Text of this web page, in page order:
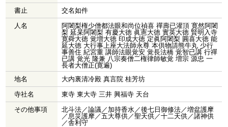
書止
交名如件
人名
阿闍梨権少僧都法眼和尚位禎喜 禪壽已灌頂 寛然阿闍
梨 延杲阿闍梨 有慶大徳 眞憲大徳 實英大徳 賢明入寺
寛舜大徳 覚増大徳 印成大徳 定眞阿闍梨 圓喜大徳 能
延大徳 大行事上座大法師永尊 本供物請熊牛丸 少行
事善住 紀宮重 講師法眼覚安 覚長法橋 覚智已講 行禪
已講 覚光 隆兼 八宗奏僧二権律師敏覚 増宗 源忠 一
長者大僧正(寛遍)
地名
大内裏清冷殿 真言院 桂芳坊
寺社名
東寺 東大寺 三井 興福寺 天台
その他事項
北斗法／論議／加持香水／後七日御修法／増盆護摩
／息災護摩／五大尊供／聖天供／十二天供／諸神供
／舎利守